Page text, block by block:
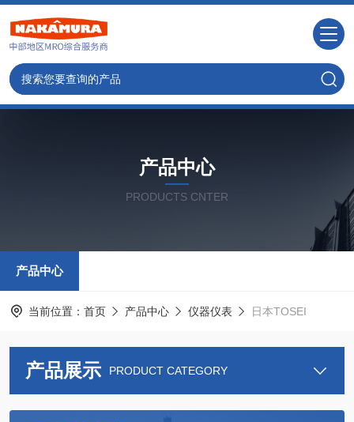
产品中心
PRODUCTS CNTER
产品中心
当前位置： 首页 产品中心 仪器仪表 日本TOSEI
产品展示 PRODUCT CATEGORY